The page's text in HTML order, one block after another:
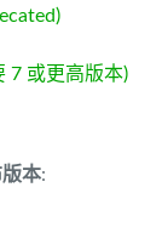
7 或更高版本)
本: